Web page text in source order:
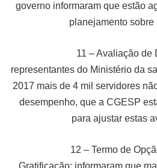
governo informaram que estão
planejamento sobre
11 – Avaliação de
representantes do Ministério da
2017 mais de 4 mil servidores
desempenho, que a CGESP
para ajustar estas
12 – Termo de